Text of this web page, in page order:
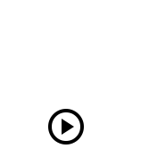
play_circle